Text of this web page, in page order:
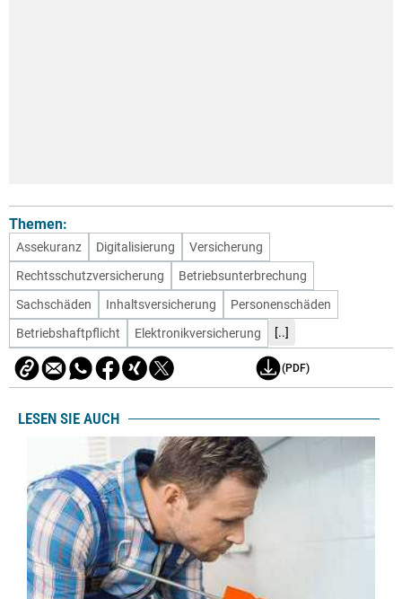
Themen:
Assekuranz Digitalisierung
Versicherung
Rechtsschutzversicherung
Betriebsunterbrechung
Sachschäden
Inhaltsversicherung
Personenschäden
Betriebshaftpflicht
Elektronikversicherung [..]
(PDF)
LESEN SIE AUCH